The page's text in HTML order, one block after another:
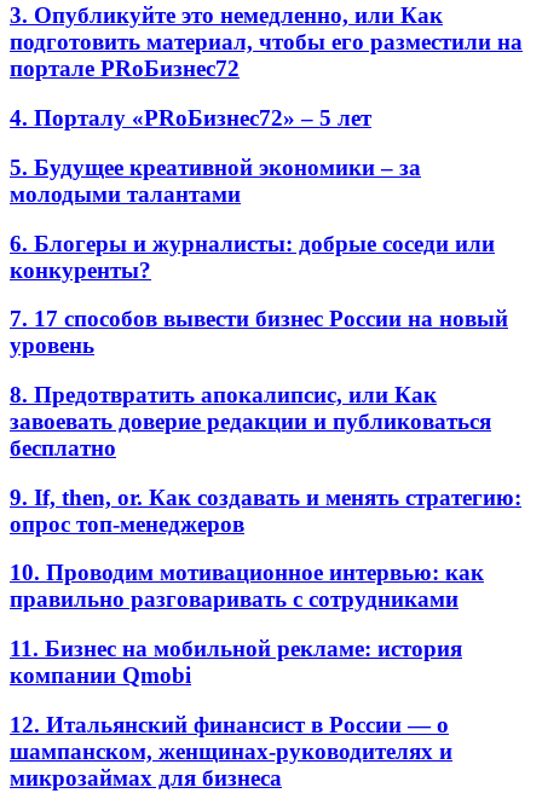
3. Опубликуйте это немедленно, или Как
подготовить материал, чтобы его разместили на
портале PRоБизнес72
4. Порталу «PRоБизнес72» – 5 лет
5. Будущее креативной экономики – за
молодыми талантами
6. Блогеры и журналисты: добрые соседи или
конкуренты?
7. 17 способов вывести бизнес России на новый
уровень
8. Предотвратить апокалипсис, или Как
завоевать доверие редакции и публиковаться
бесплатно
9. If, then, or. Как создавать и менять стратегию:
опрос топ-менеджеров
10. Проводим мотивационное интервью: как
правильно разговаривать с сотрудниками
11. Бизнес на мобильной рекламе: история
компании Qmobi
12. Итальянский финансист в России — о
шампанском, женщинах-руководителях и
микрозаймах для бизнеса